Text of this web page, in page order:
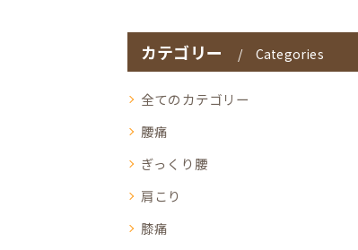
カテゴリー Categories
全てのカテゴリー
腰痛
ぎっくり腰
肩こり
膝痛